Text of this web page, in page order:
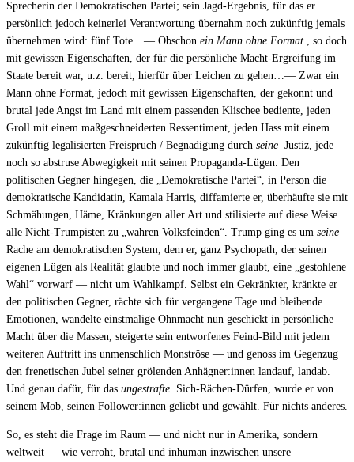
Sprecherin der Demokratischen Partei; sein Jagd-Ergebnis, für das er
persönlich jedoch keinerlei Verantwortung übernahm noch zukünftig jemals
übernehmen wird: fünf Tote…— Obschon ein Mann ohne Format , so doch
mit gewissen Eigenschaften, der für die persönliche Macht-Ergreifung im
Staate bereit war, u.z. bereit, hierfür über Leichen zu gehen…— Zwar ein
Mann ohne Format, jedoch mit gewissen Eigenschaften, der gekonnt und
brutal jede Angst im Land mit einem passenden Klischee bediente, jeden
Groll mit einem maßgeschneiderten Ressentiment, jeden Hass mit einem
zukünftig legalisierten Freispruch / Begnadigung durch seine Justiz, jede
noch so abstruse Abwegigkeit mit seinen Propaganda-Lügen. Den
politischen Gegner hingegen, die „Demokratische Partei“, in Person die
demokratische Kandidatin, Kamala Harris, diffamierte er, überhäufte sie mit
Schmähungen, Häme, Kränkungen aller Art und stilisierte auf diese Weise
alle Nicht-Trumpisten zu „wahren Volksfeinden“. Trump ging es um seine
Rache am demokratischen System, dem er, ganz Psychopath, der seinen
eigenen Lügen als Realität glaubte und noch immer glaubt, eine „gestohlene
Wahl“ vorwarf — nicht um Wahlkampf. Selbst ein Gekränkter, kränkte er
den politischen Gegner, rächte sich für vergangene Tage und bleibende
Emotionen, wandelte einstmalige Ohnmacht nun geschickt in persönliche
Macht über die Massen, steigerte sein entworfenes Feind-Bild mit jedem
weiteren Auftritt ins unmenschlich Monströse — und genoss im Gegenzug
den frenetischen Jubel seiner grölenden Anhägner:innen landauf, landab.
Und genau dafür, für das ungestrafte Sich-Rächen-Dürfen, wurde er von
seinem Mob, seinen Follower:innen geliebt und gewählt. Für nichts anderes.
So, es steht die Frage im Raum — und nicht nur in Amerika, sondern
weltweit — wie verroht, brutal und inhuman inzwischen unsere